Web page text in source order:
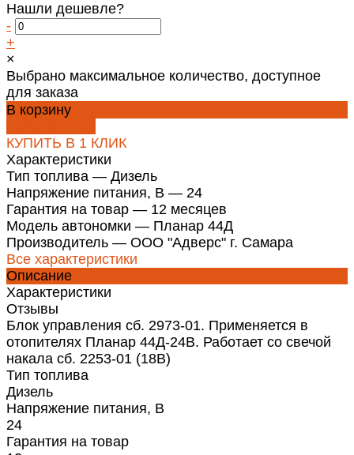
Нашли дешевле?
-
+
×
Выбрано максимальное количество, доступное
для заказа
В корзину
КУПИТЬ В 1 КЛИК
Характеристики
Тип топлива — Дизель
Напряжение питания, В — 24
Гарантия на товар — 12 месяцев
Модель автономки — Планар 44Д
Производитель — ООО "Адверс" г. Самара
Все характеристики
Описание
Характеристики
Отзывы
Блок управления сб. 2973-01. Применяется в
отопителях Планар 44Д-24В. Работает со свечой
накала сб. 2253-01 (18В)
Тип топлива
Дизель
Напряжение питания, В
24
Гарантия на товар